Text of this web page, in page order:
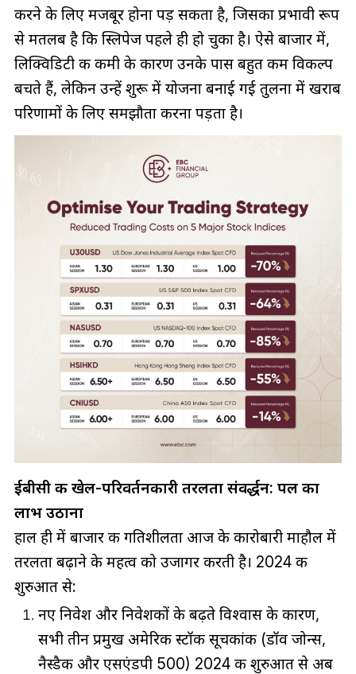
करने के लिए मजबूर होना पड़ सकता है, जिसका प्रभावी रूप
से मतलब है कि स्लिपेज पहले ही हो चुका है। ऐसे बाजार में,
लिक्विडिटी की कमी के कारण उनके पास बहुत कम विकल्प
बचते हैं, लेकिन उन्हें शुरू में योजना बनाई गई तुलना में खराब
परिणामों के लिए समझौता करना पड़ता है।
ईबीसी की खेल-परिवर्तनकारी तरलता संवर्द्धन: पल का
लाभ उठाना
हाल ही में बाजार की गतिशीलता आज के कारोबारी माहौल में
तरलता बढ़ाने के महत्व को उजागर करती है। 2024 की
शुरुआत से:
नए निवेश और निवेशकों के बढ़ते विश्वास के कारण,
सभी तीन प्रमुख अमेरिकी स्टॉक सूचकांक (डॉव जोन्स,
नैस्डैक और एसएंडपी 500) 2024 की शुरुआत से अब